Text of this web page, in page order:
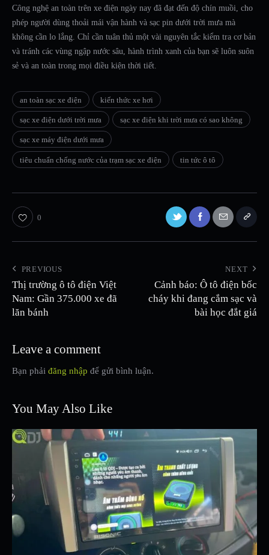
Công nghệ an toàn trên xe điện ngày nay đã đạt đến độ chín muồi, cho
phép người dùng thoải mái vận hành và sạc pin dưới trời mưa mà
không cần lo lắng. Chỉ cần tuân thủ một vài nguyên tắc kiểm tra cơ bản
và tránh các vùng ngập nước sâu, hành trình xanh của bạn sẽ luôn suôn
sẻ và an toàn trong mọi điều kiện thời tiết.
an toàn sạc xe điện kiến thức xe hơi
sạc xe điện dưới trời mưa sạc xe điện khi trời mưa có sao không
sạc xe máy điện dưới mưa
tiêu chuẩn chống nước của trạm sạc xe điện tin tức ô tô
0
PREVIOUS
Thị trường ô tô điện Việt
Nam: Gần 375.000 xe đã
lăn bánh
NEXT
Cảnh báo: Ô tô điện bốc
cháy khi đang cắm sạc và
bài học đắt giá
Leave a comment
Bạn phải đăng nhập để gửi bình luận.
You May Also Like